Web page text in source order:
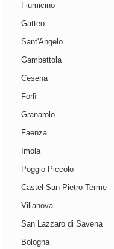
Fiumicino
Gatteo
Sant'Angelo
Gambettola
Cesena
Forlì
Granarolo
Faenza
Imola
Poggio Piccolo
Castel San Pietro Terme
Villanova
San Lazzaro di Savena
Bologna